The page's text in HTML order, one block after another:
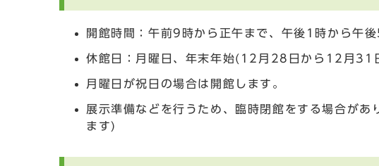
開館時間：午前9時から正午まで、午後1時から午
休館日：月曜日、年末年始(12月28日から12月31
月曜日が祝日の場合は開館します。
展示準備などを行うため、臨時閉館をする場合が
ます)